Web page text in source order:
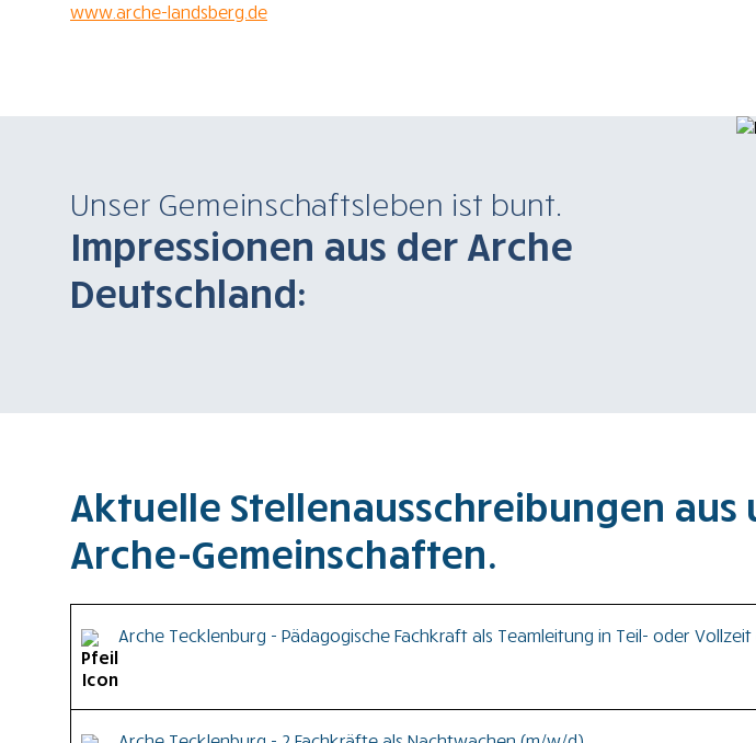
www.arche-landsberg.de
Unser Gemeinschaftsleben ist bunt.
Impressionen aus der Arche
Deutschland:
Aktuelle Stellenausschreibungen aus
Arche-Gemeinschaften.
Arche Tecklenburg - Pädagogische Fachkraft als Teamleitung in Teil- oder